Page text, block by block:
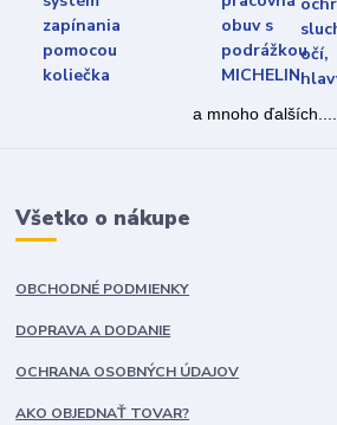
a mnoho ďalších....
Všetko o nákupe
OBCHODNÉ PODMIENKY
DOPRAVA A DODANIE
OCHRANA OSOBNÝCH ÚDAJOV
AKO OBJEDNAŤ TOVAR?